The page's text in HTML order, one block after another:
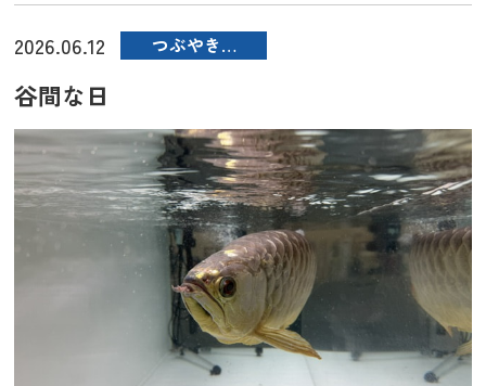
2026.06.12 つぶやき…
谷間な日